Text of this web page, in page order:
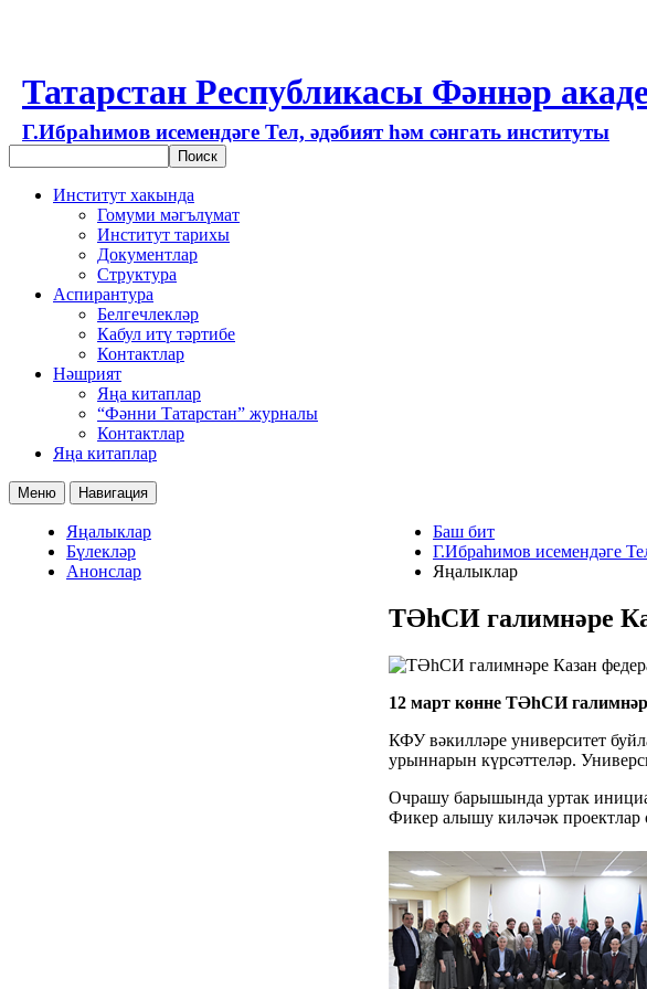
Татарстан Республикасы Фәннәр
Г.Ибраһимов исемендәге Тел, әдәбият һәм сәнгать институты
Институт хакында
Гомуми мәгълүмат
Институт тарихы
Документлар
Структура
Аспирантура
Белгечлекләр
Кабул итү тәртибе
Контактлар
Нәшрият
Яңа китаплар
“Фәнни Татарстан” журналы
Контактлар
Яңа китаплар
Меню Навигация
Яңалыклар
Бүлекләр
Анонслар
Баш бит
Г.Ибраһимов исемендәге
Яңалыклар
ТӘһСИ галимнәре
12 март көнне ТӘһСИ
КФУ вәкилләре университет
урыннарын күрсәттеләр.
Очрашу барышында уртак
Фикер алышу киләчәк проектлар